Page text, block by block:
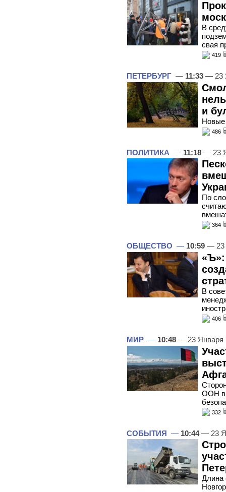
В
свая
419
ПЕТЕРБУРГ — 11:33 — 23
и
Новые
486
ПОЛИТИКА — 11:18 — 23
По
364
ОБЩЕСТВО — 10:59 — 23
«Ъ»:
В
406
МИР — 10:48 — 23 Января
ООН в
332
СОБЫТИЯ — 10:44— 23
Длина